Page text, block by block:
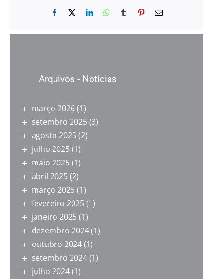
Facebook LinkedInWhatsApp
Tumblr Pinterest
E-
Arquivos - Notícias
março 2026(1)
setembro 2025 (3)
agosto 2025 (2)
julho 2025 (1)
maio 2025 (1)
abril 2025 (2)
março 2025 (1)
fevereiro 2025 (1)
janeiro 2025 (1)
dezembro 2024(1)
outubro 2024(1)
setembro 2024(1)
julho 2024(1)